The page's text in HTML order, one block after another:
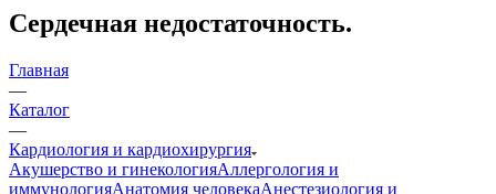
Сердечная недостаточность.
Главная
—
Каталог
—
Кардиология и кардиохирургия
Акушерство и гинекологияАллергология и
иммунологияАнатомия человекаАнестезиология и